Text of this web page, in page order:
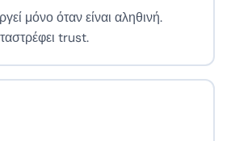
μόνο όταν είναι αληθινή.
trust.